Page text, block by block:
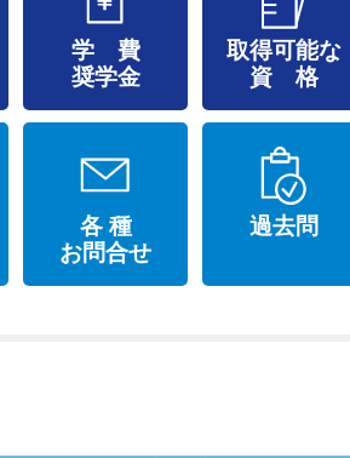
学 費
奨学金
取得可能な
資 格
各 種
お問合せ
過去問